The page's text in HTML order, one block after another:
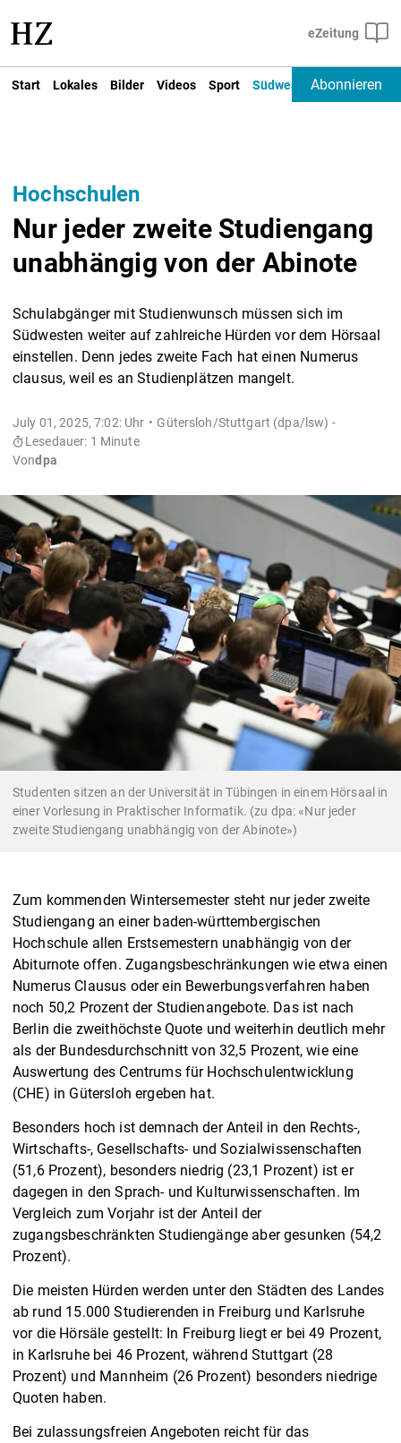
Start Lokales Bilder Videos Sport Südwest Deutschland
Abonnieren
Hochschulen
Nur jeder zweite Studiengang
unabhängig von der Abinote
Schulabgänger mit Studienwunsch müssen sich im
Südwesten weiter auf zahlreiche Hürden vor dem Hörsaal
einstellen. Denn jedes zweite Fach hat einen Numerus
clausus, weil es an Studienplätzen mangelt.
July 01, 2025, 7:02: Uhr
Gütersloh/Stuttgart (dpa/lsw) -
Lesedauer: 1 Minute
Vondpa
Studenten sitzen an der Universität in Tübingen in einem Hörsaal in
einer Vorlesung in Praktischer Informatik. (zu dpa: «Nur jeder
zweite Studiengang unabhängig von der Abinote»)
Zum kommenden Wintersemester steht nur jeder zweite
Studiengang an einer baden-württembergischen
Hochschule allen Erstsemestern unabhängig von der
Abiturnote offen. Zugangsbeschränkungen wie etwa einen
Numerus Clausus oder ein Bewerbungsverfahren haben
noch 50,2 Prozent der Studienangebote. Das ist nach
Berlin die zweithöchste Quote und weiterhin deutlich mehr
als der Bundesdurchschnitt von 32,5 Prozent, wie eine
Auswertung des Centrums für Hochschulentwicklung
(CHE) in Gütersloh ergeben hat.
Besonders hoch ist demnach der Anteil in den Rechts-,
Wirtschafts-, Gesellschafts- und Sozialwissenschaften
(51,6 Prozent), besonders niedrig (23,1 Prozent) ist er
dagegen in den Sprach- und Kulturwissenschaften. Im
Vergleich zum Vorjahr ist der Anteil der
zugangsbeschränkten Studiengänge aber gesunken (54,2
Prozent).
Die meisten Hürden werden unter den Städten des Landes
ab rund 15.000 Studierenden in Freiburg und Karlsruhe
vor die Hörsäle gestellt: In Freiburg liegt er bei 49 Prozent,
in Karlsruhe bei 46 Prozent, während Stuttgart (28
Prozent) und Mannheim (26 Prozent) besonders niedrige
Quoten haben.
Bei zulassungsfreien Angeboten reicht für das